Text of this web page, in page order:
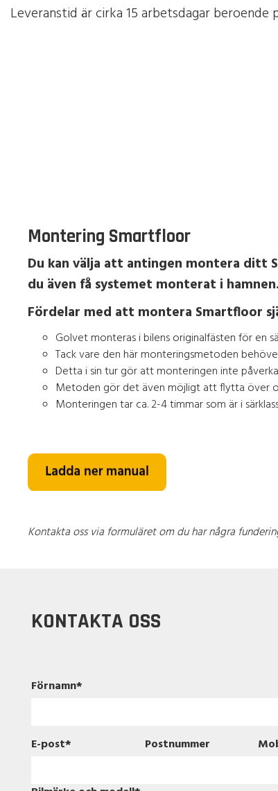
Leveranstid är cirka 15 arbetsdagar beroende
Montering Smartfloor
Du kan välja att antingen montera ditt
du även få systemet monterat i hamnen.
Fördelar med att montera Smartfloor
Golvet monteras i bilens originalfästen för en
Tack vare den här monteringsmetoden
Detta i sin tur gör att monteringen inte
Metoden gör det även möjligt att flytta över
Monteringen tar ca. 2-4 timmar som är i
Kontakta oss via formuläret om du har några
KONTAKTA OSS
Förnamn*
E-post* Postnummer